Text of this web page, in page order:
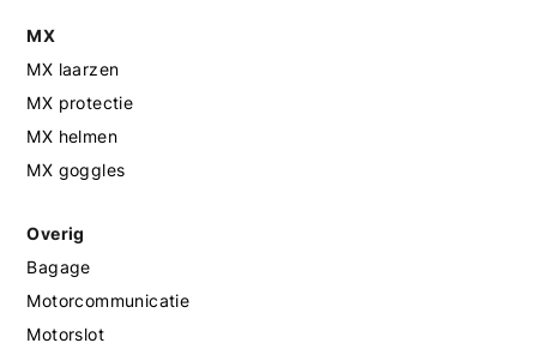
MX
MX laarzen
MX protectie
MX helmen
MX goggles
Overig
Bagage
Motorcommunicatie
Motorslot